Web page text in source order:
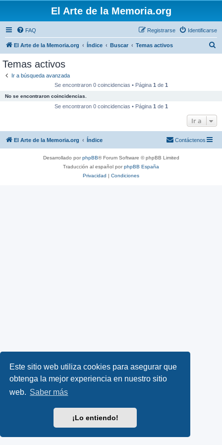
Este sitio web utiliza cookies para asegurar que
obtenga la mejor experiencia en nuestro sitio
web. Saber más
¡Lo entiendo!
El Arte de la Memoria.org
FAQ Identificarse
Registrarse
El Arte de la Memoria.org Índice Buscar Temas activos
Temas activos
Ir a búsqueda avanzada
Se encontraron 0 coincidencias • Página 1 de 1
No se encontraron coincidencias.
Se encontraron 0 coincidencias • Página 1 de 1
Ir a
El Arte de la Memoria.org Índice Contáctenos
Desarrollado porphpBB® Forum Software © phpBB Limited
Traducción al español porphpBB España
Privacidad | Condiciones